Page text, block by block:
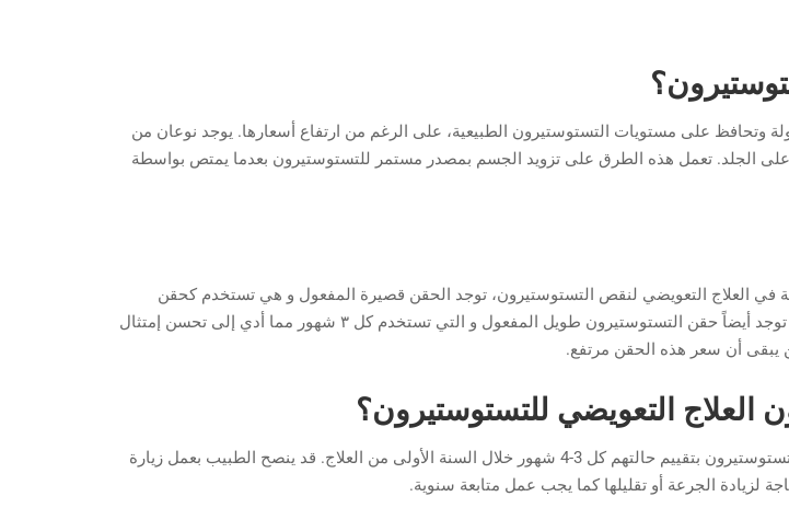
وتحافظ على مستويات التستوستيرون الطبيعية، على الرغم من ارتفاع أسعارها. يوجد نوعان من
الجلد. تعمل هذه الطرق على تزويد الجسم بمصدر مستمر للتستوستيرون بعدما يمتص بواسطة
في العلاج التعويضي لنقص التستوستيرون، توجد الحقن قصيرة المفعول و هي تستخدم كحقن
عضلي كل ٣ إلى ٤ أسابيع حسب التحاليل و نسبة هرمون التستوستيرون في الدم، كما توجد أيضاً حقن التستوستيرون طويل المفعول و التي تستخدم كل ٣ شهور مما أدي إلى تحسن إمتثال
يبقى أن سعر هذه الحقن مرتفع.
التعويضي للتستوستيرون؟
تنصح الجمعية الأمريكية لأطباء الغدد الصماء المرضى اللذين يُعالجون بواسطة بدائل التستوستيرون بتقييم حالتهم كل 3-4 شهور خلال السنة الأولى من العلاج. قد ينصح الطبيب بعمل زيارة
لزيادة الجرعة أو تقليلها كما يجب عمل متابعة سنوية.